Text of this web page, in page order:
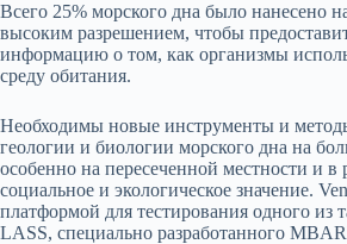
Всего 25% морского дна было нанесено
высоким разрешением, чтобы
информацию о том, как организмы
среду обитания.
Необходимы новые инструменты и
геологии и биологии морского дна на
особенно на пересеченной местности и
социальное и экологическое значение.
платформой для тестирования одного из
LASS, специально разработанного